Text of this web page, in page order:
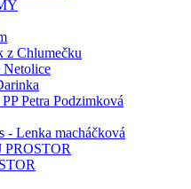
z Chlumečku
Netolice
Petra Podzimková
- Lenka macháčková
PROSTOR